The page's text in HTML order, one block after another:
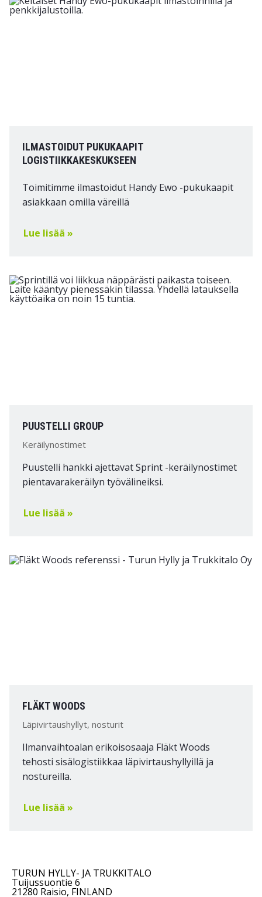
ILMASTOIDUT PUKUKAAPIT
LOGISTIIKKAKESKUKSEEN
Toimitimme ilmastoidut Handy Ewo -pukukaapit
asiakkaan omilla väreillä
Lue lisää »
PUUSTELLI GROUP
Keräilynostimet
Puustelli hankki ajettavat Sprint -keräilynostimet
pientavarakeräilyn työvälineiksi.
Lue lisää »
FLÄKT WOODS
Läpivirtaushyllyt, nosturit
Ilmanvaihtoalan erikoisosaaja Fläkt Woods
tehosti sisälogistiikkaa läpivirtaushyllyillä ja
nostureilla.
Lue lisää »
TURUN HYLLY- JA TRUKKITALO
Tuijussuontie 6
21280 Raisio, FINLAND